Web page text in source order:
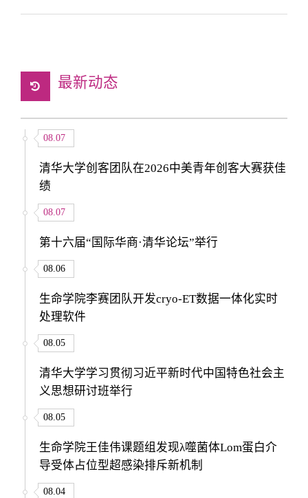
最新动态
08.07
清华大学创客团队在2026中美青年创客大赛获佳
绩
08.07
第十六届“国际华商·清华论坛”举行
08.06
生命学院李赛团队开发cryo-ET数据一体化实时
处理软件
08.05
清华大学学习贯彻习近平新时代中国特色社会主
义思想研讨班举行
08.05
生命学院王佳伟课题组发现λ噬菌体Lom蛋白介
导受体占位型超感染排斥新机制
08.04